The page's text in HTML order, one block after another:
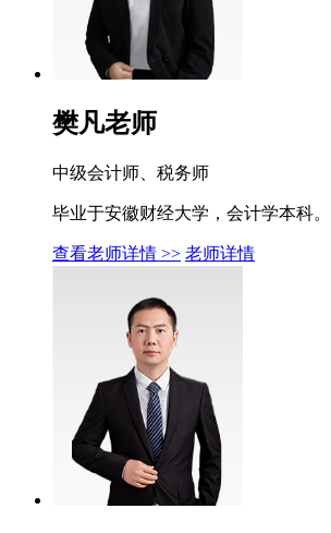
樊凡老师
中级会计师、税务师
毕业于安徽财经大学，会计学本科
查看老师详情 >> 老师详情